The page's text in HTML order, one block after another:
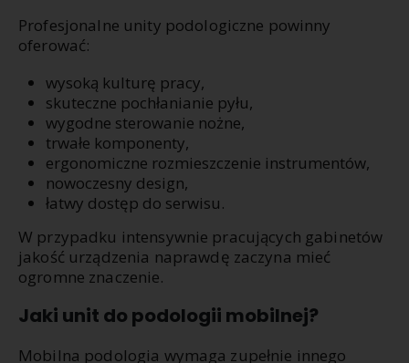
Profesjonalne unity podologiczne powinny
oferować:
wysoką kulturę pracy,
skuteczne pochłanianie pyłu,
wygodne sterowanie nożne,
trwałe komponenty,
ergonomiczne rozmieszczenie instrumentów,
nowoczesny design,
łatwy dostęp do serwisu.
W przypadku intensywnie pracujących gabinetów
jakość urządzenia naprawdę zaczyna mieć
ogromne znaczenie.
Jaki unit do podologii mobilnej?
Mobilna podologia wymaga zupełnie innego